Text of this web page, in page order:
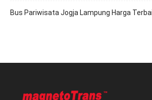
Bus Pariwisata Jogja Lampung Harga